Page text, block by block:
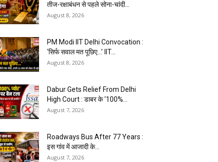
तीज-रक्षाबंधन से पहले सोना-चांदी...
August 8, 2026
PM Modi IIT Delhi Convocation :
‘सिर्फ सवाल मत पूछिए…’ IIT...
August 8, 2026
Dabur Gets Relief From Delhi
High Court : डाबर के ‘100%...
August 7, 2026
Roadways Bus After 77 Years :
इस गांव में आजादी के...
August 7, 2026